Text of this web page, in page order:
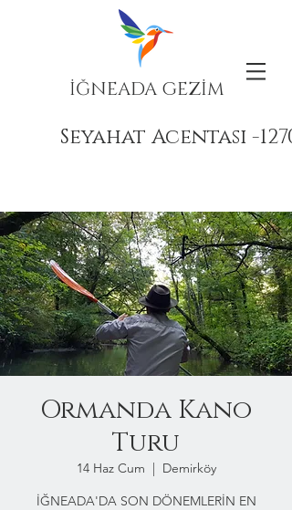
İĞNEADA GEZİM
Seyahat Acentası -
Ormanda Kano
Turu
14 Haz Cum
  |
Demirköy
İĞNEADA'DA SON DÖNEMLERİN EN